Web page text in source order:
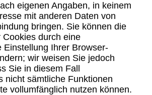
eigenen Angaben, in keinem
mit anderen Daten von
bringen. Sie können die
Cookies durch eine
Einstellung Ihrer Browser-
wir weisen Sie jedoch
Sie in diesem Fall
nicht sämtliche Funktionen
vollumfänglich nutzen können.